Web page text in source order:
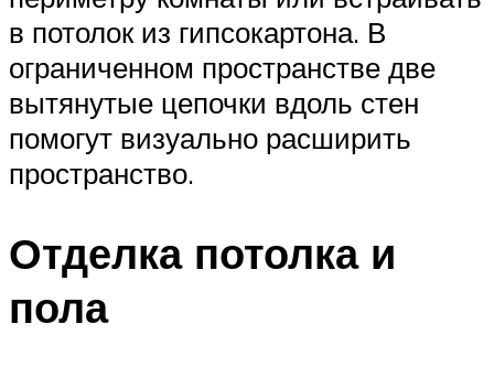
в потолок из гипсокартона. В
ограниченном пространстве две
вытянутые цепочки вдоль стен
помогут визуально расширить
пространство.
Отделка потолка и
пола